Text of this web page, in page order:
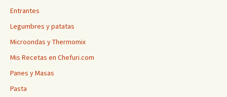
Entrantes
Legumbres y patatas
Microondas y Thermomix
Mis Recetas en Chefuri.com
Panes y Masas
Pasta